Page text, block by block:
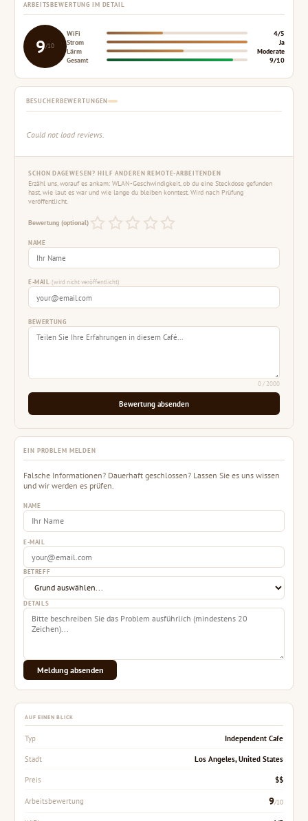
ARBEITSBEWERTUNG IM DETAIL
9/10
WiFi
4/5
Strom
Ja
Lärm
Moderate
Gesamt
9/10
BESUCHERBEWERTUNGEN
Could not load reviews.
SCHON DAGEWESEN? HILF ANDEREN REMOTE-ARBEITENDEN
Erzähl uns, worauf es ankam: WLAN-Geschwindigkeit, ob du eine Steckdose gefunden
hast, wie laut es war und wie lange du bleiben konntest. Wird nach Prüfung
veröffentlicht.
Bewertung (optional)
NAME
E-MAIL(wird nicht veröffentlicht)
BEWERTUNG
0/ 2000
Bewertung absenden
EIN PROBLEM MELDEN
Falsche Informationen? Dauerhaft geschlossen? Lassen Sie es uns wissen
und wir werden es prüfen.
NAME
E-MAIL
BETREFF
DETAILS
Meldung absenden
AUF EINEN BLICK
Typ Independent Cafe
Stadt Los Angeles, United States
Preis $$
Arbeitsbewertung 9/10